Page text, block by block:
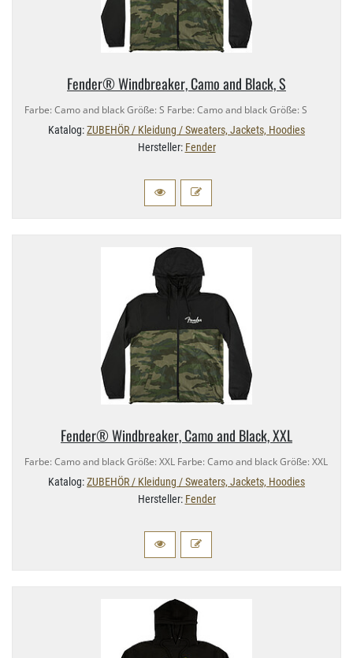
Fender® Windbreaker, Camo and Black, S
Farbe: Camo and black Größe: S Farbe: Camo and black Größe: S
Katalog:ZUBEHÖR / Kleidung / Sweaters, Jackets, Hoodies
Hersteller: Fender
Fender® Windbreaker, Camo and Black, XXL
Farbe: Camo and black Größe: XXL Farbe: Camo and black Größe: XXL
Katalog:ZUBEHÖR / Kleidung / Sweaters, Jackets, Hoodies
Hersteller: Fender